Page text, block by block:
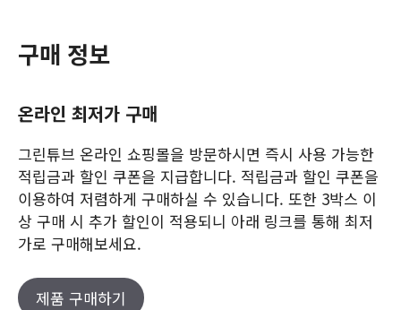
구매 정보
온라인 최저가 구매
그린튜브 온라인 쇼핑몰을 방문하시면 즉시 사용 가능한
적립금과 할인 쿠폰을 지급합니다. 적립금과 할인 쿠폰을
이용하여 저렴하게 구매하실 수 있습니다. 또한 3박스 이
상 구매 시 추가 할인이 적용되니 아래 링크를 통해 최저
가로 구매해보세요.
제품 구매하기